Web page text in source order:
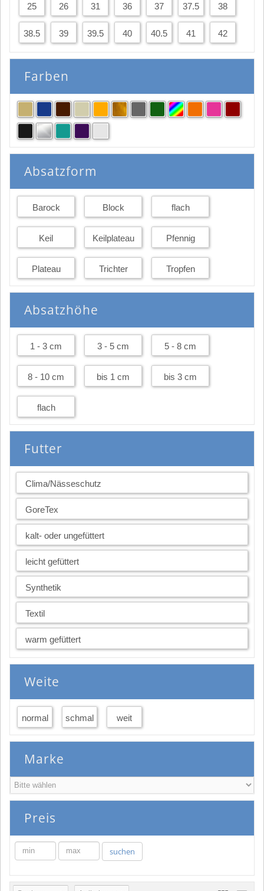
25 26 31 36 37 37.5 38
38.5 39 39.5 40 40.5 41 42
Farben
Absatzform
Barock Block flach
Keil Keilplateau Pfennig
Plateau Trichter Tropfen
Absatzhöhe
1 - 3 cm 3 - 5 cm 5 - 8 cm
8 - 10 cm bis 1 cm bis 3 cm
flach
Futter
Clima/Nässeschutz
GoreTex
kalt- oder ungefüttert
leicht gefüttert
Synthetik
Textil
warm gefüttert
Weite
normal schmal weit
Marke
Preis
min max suchen